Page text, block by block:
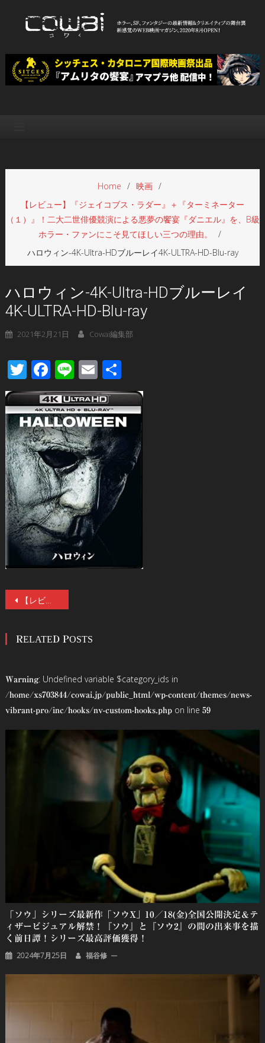
WEB映画マガジン「cowai コ
ワイ」
Home
映画
【レビュー】『ジェイコブス・ラダー』＋『ターミネーター
（１）』！二大二世俳優競演による悪夢の饗宴『ダニエル』を、B級
ホラー・ファンにこそ見てほしい三つの理由。
ハロウィン-4K-Ultra-HDブルーレイ4K-ULTRA-HD-Blu-ray
ハロウィン-4K-Ultra-HDブルーレイ
4K-ULTRA-HD-Blu-ray
2021年2月21日 Cowai編集部
Twitter
Facebook
LineEmail
有
投
ナ
ゲ
ー
【レビュー】『ジェイコブス・ラダー』＋『ターミネーター（１）』！二大二世俳優競演による悪夢の饗宴『ダニエル』を、B級ホラー・ファンにこそ見てほしい三つの理由。
RELATED POSTS
Warning: Undefined variable $category_ids in
/home/xs703844/cowai.jp/public_html/wp-content/themes/news-
vibrant-pro/inc/hooks/nv-custom-hooks.phpon line 59
「ソウ」シリーズ最新作「ソウX」10／18(金)全国公開決定＆テ
ィザービジュアル解禁！『ソウ』と『ソウ2』の間の出来事を描
く前日譚！シリーズ最高評価獲得！
2024年7月25日 福谷修